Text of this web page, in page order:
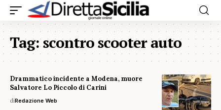
Tag:scontro scooter auto
Drammatico incidente a Modena, muore
Salvatore Lo Piccolo di Carini
diRedazione Web